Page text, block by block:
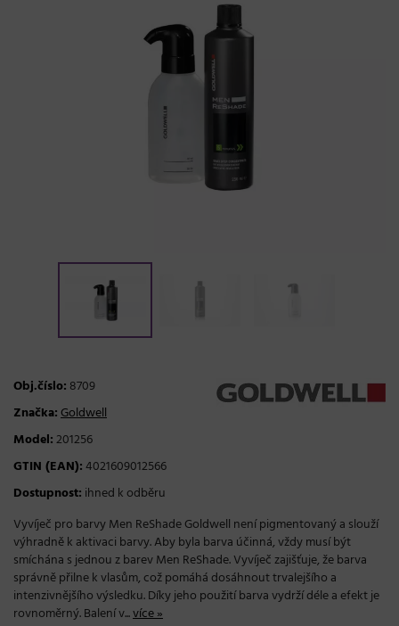
Obj.číslo: 8709
Značka:Goldwell
Model:201256
GTIN (EAN):4021609012566
Dostupnost: ihned k odběru
Vyvíječ pro barvy Men ReShade Goldwell není pigmentovaný a slouží
výhradně k aktivaci barvy. Aby byla barva účinná, vždy musí být
smíchána s jednou z barev Men ReShade. Vyvíječ zajišťuje, že barva
správně přilne k vlasům, což pomáhá dosáhnout trvalejšího a
intenzivnějšího výsledku. Díky jeho použití barva vydrží déle a efekt je
rovnoměrný. Balení v...více »